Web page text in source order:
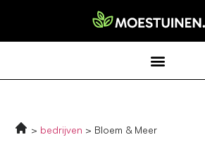
bedrijven Bloem & Meer